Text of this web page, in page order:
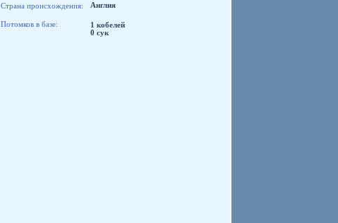
Страна происхождения: Англия
Потомков в базе:
1 кобелей
0 сук